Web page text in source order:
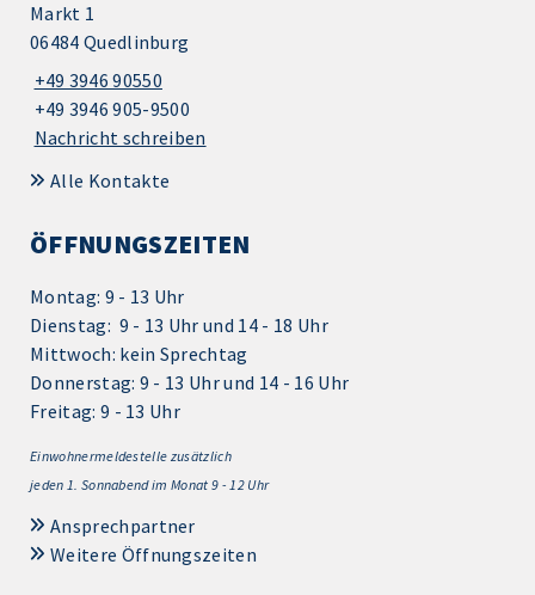
Markt 1
06484 Quedlinburg
+49 3946 90550
+49 3946 905-9500
Nachricht schreiben
Alle Kontakte
ÖFFNUNGSZEITEN
Montag: 9 - 13 Uhr
Dienstag: 9 - 13 Uhr und 14 - 18 Uhr
Mittwoch: kein Sprechtag
Donnerstag: 9 - 13 Uhr und 14 - 16 Uhr
Freitag: 9 - 13 Uhr
Einwohnermeldestelle zusätzlich
jeden 1. Sonnabend im Monat 9 - 12 Uhr
Ansprechpartner
Weitere Öffnungszeiten